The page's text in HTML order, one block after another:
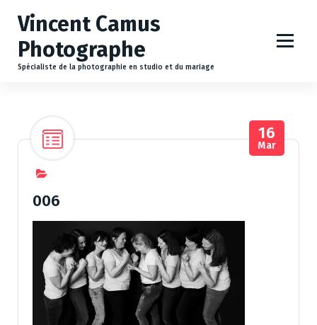
Vincent Camus
Photographe
Spécialiste de la photographie en studio et du mariage
16
Mar
006